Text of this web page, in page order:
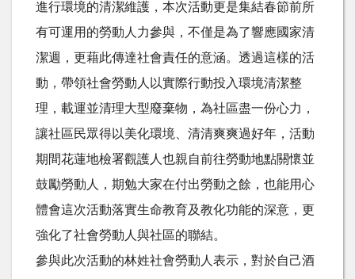
進行環境的清潔維護，本次活動更是集結春節前所
有可運用的勞動人力參與，不僅是為了響應國家清
潔週，更藉此傳達社會責任的意涵。透過這樣的活
動，帶領社會勞動人以實際行動投入環境清潔整
理，載運並清理大型廢棄物，為社區盡一份心力，
讓社區民眾得以美化環境、清清爽爽過好年，活動
期間花蓮地檢署觀護人也親自前往勞動地點關懷並
鼓勵勞動人，期勉大家在付出勞動之餘，也能用心
體會這次活動落實生命教育及教化功能的深意，更
強化了社會勞動人與社區的聯結。
參與此次活動的林姓社會勞動人表示，對於自己酒